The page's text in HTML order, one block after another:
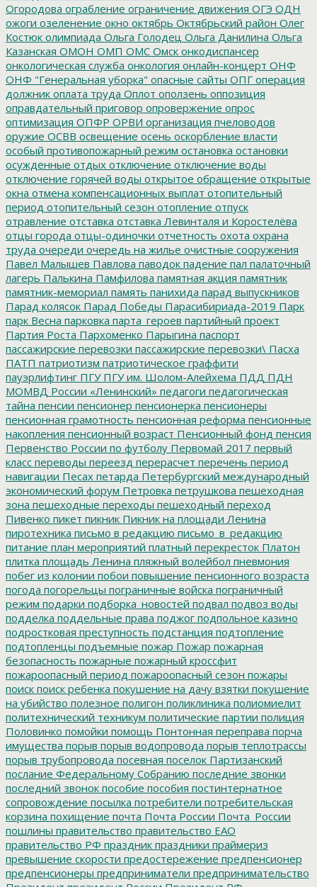
Огородова ограбление ограничение движения ОГЭ ОДН
ожоги озеленение окно октябрь Октябрьский район Олег
Костюк олимпиада Ольга Голодец Ольга Данилина Ольга
Казанская ОМОН ОМП ОМС Омск онкодиспансер
онкологическая служба онкология онлайн-концерт ОНФ
ОНФ "Генеральная уборка" опасные сайты ОПГ операция
должник оплата труда Оплот оползень оппозиция
оправдательный приговор опровержение опрос
оптимизация ОПФР ОРВИ организация пчеловодов
оружие ОСВВ освещение осень оскорбление власти
особый противопожарный режим остановка остановки
осужденные отдых отключение отключение воды
отключение горячей воды открытое обращение открытые
окна отмена компенсационных выплат отопительный
период отопительный сезон отопление отпуск
отравление отставка отставка Левинталя и Коростелёва
отцы города отцы-одиночки отчетность охота охрана
труда очереди очередь на жилье очистные сооружения
Павел Малышев Павлова паводок падение пал палаточный
лагерь Палькина Памфилова памятная акция памятник
памятник-мемориал память панихида парад выпускников
Парад колясок Парад Победы Парасибириада-2019 Парк
парк Весна парковка парта_героев партийный проект
Партия Роста Пархоменко Парыгина паспорт
пассажирские перевозки пассажирские перевозки\ Пасха
ПАТП патриотизм патриотическое граффити
пауэрлифтинг ПГУПГУ им. Шолом-Алейхема ПДД ПДН
МОМВД России «Ленинский» педагоги педагогическая
тайна пенсии пенсионер пенсионерка пенсионеры
пенсионная грамотность пенсионная реформа пенсионные
накопления пенсионный возраст Пенсионный фонд пенсия
Первенство России по футболу Первомай 2017 первый
класс переводы переезд перерасчет перечень период
навигации Песах петарда Петербургский международный
экономический форум Петровка петрушкова пешеходная
зона пешеходные переходы пешеходный переход
Пивенко пикет пикник Пикник на площади Ленина
пиротехника письмо в редакцию письмо_в_редакцию
питание план мероприятий платный перекресток Платон
плитка площадь Ленина пляжный волейбол пневмония
побег из колонии побои повышение пенсионного возраста
погода погорельцы пограничные войска пограничный
режим подарки подборка_новостей подвал подвоз воды
подделка поддельные права поджог подпольное казино
подростковая преступность подстанция подтопление
подтопленцы подъемные пожар Пожар пожарная
безопасность пожарные пожарный кроссфит
пожароопасный период пожароопасный сезон пожары
поиск поиск ребенка покушение на дачу взятки покушение
на убийство полезное полигон поликлиника полиомиелит
политехнический техникум политические партии полиция
Половинко помойки помощь Понтонная переправа порча
имущества порыв порыв водопровода порыв теплотрассы
порыв трубопровода посевная поселок Партизанский
послание Федеральному Собранию последние звонки
последний звонок пособие пособия постинтернатное
сопровождение посылка потребители потребительская
корзина похищение почта Почта России Почта_России
пошлины правительство правительство ЕАО
правительство РФ праздник праздники праймериз
превышение скорости предостережение предпенсионер
предпенсионеры предприниматели предпринимательство